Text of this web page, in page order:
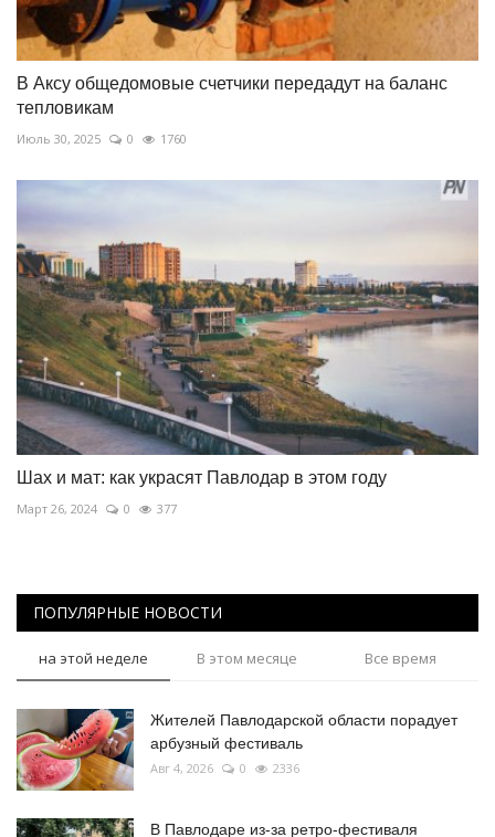
В Аксу общедомовые счетчики передадут на баланс
тепловикам
Июль 30, 2025 0 1760
Шах и мат: как украсят Павлодар в этом году
Март 26, 2024 0 377
ПОПУЛЯРНЫЕ НОВОСТИ
на этой неделе В этом месяце Все время
Жителей Павлодарской области порадует
арбузный фестиваль
Авг 4, 2026 0 2336
В Павлодаре из-за ретро-фестиваля